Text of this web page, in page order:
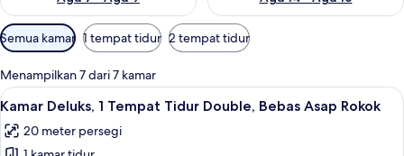
Filter
tersedia
untuk
kamar
Semua kamar 1 tempat tidur 2 tempat tidur
Menampilkan 7 dari 7 kamar
Lihat
semua
foto
Kamar Deluks, 1 Tempat Tidur
8
Kamar Deluks, 1 Tempat Tidur Double, Bebas Asap Rokok
20 meter persegi